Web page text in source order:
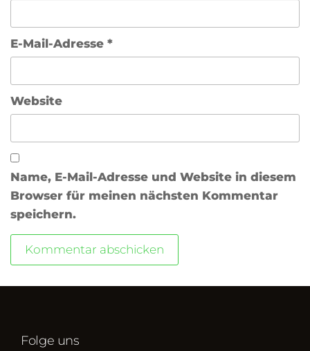
E-Mail-Adresse *
Website
Name, E-Mail-Adresse und Website in diesem
Browser für meinen nächsten Kommentar
speichern.
Folge uns